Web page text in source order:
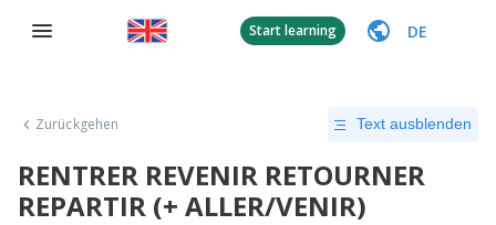
Start learning DE
Zurückgehen Text ausblenden
RENTRER REVENIR RETOURNER
REPARTIR (+ ALLER/VENIR)